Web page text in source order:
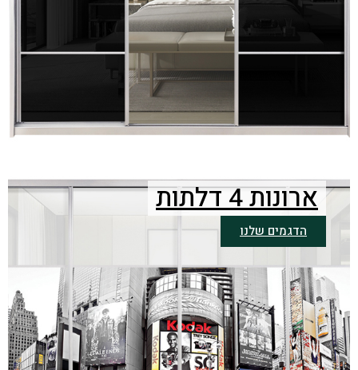
ארונות 4 דלתות
הדגמים שלנו